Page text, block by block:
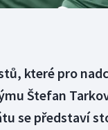
které pro
Štefan
se představí